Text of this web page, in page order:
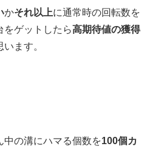
かそれ以上に通常時の回転数を
をゲットしたら高期待値の獲得
います。
中の溝にハマる個数を100個カ